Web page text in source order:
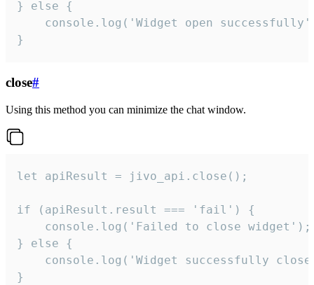
} else {
console.log('Widget open
}
close#
Using this method you can minimize the chat window.
let apiResult = jivo_api.close();
if (apiResult.result === 'fail') {
    console.log('Failed to close widget');
} else {
console.log('Widget successfully
}